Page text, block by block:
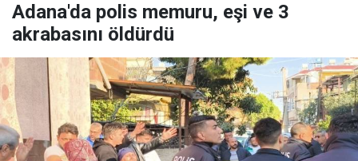
Adana'da polis memuru, eşi ve 3
akrabasını öldürdü